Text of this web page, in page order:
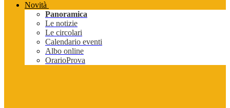
Novità
Panoramica
Le notizie
Le circolari
Calendario eventi
Albo online
OrarioProva